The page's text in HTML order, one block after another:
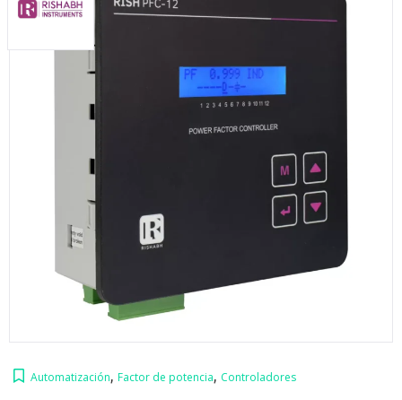
Automatización, Factor de potencia, Controladores